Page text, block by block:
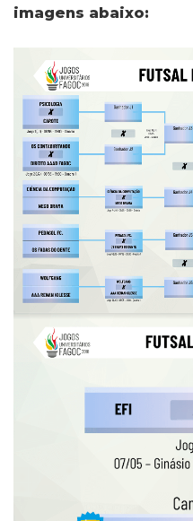
imagens abaixo: